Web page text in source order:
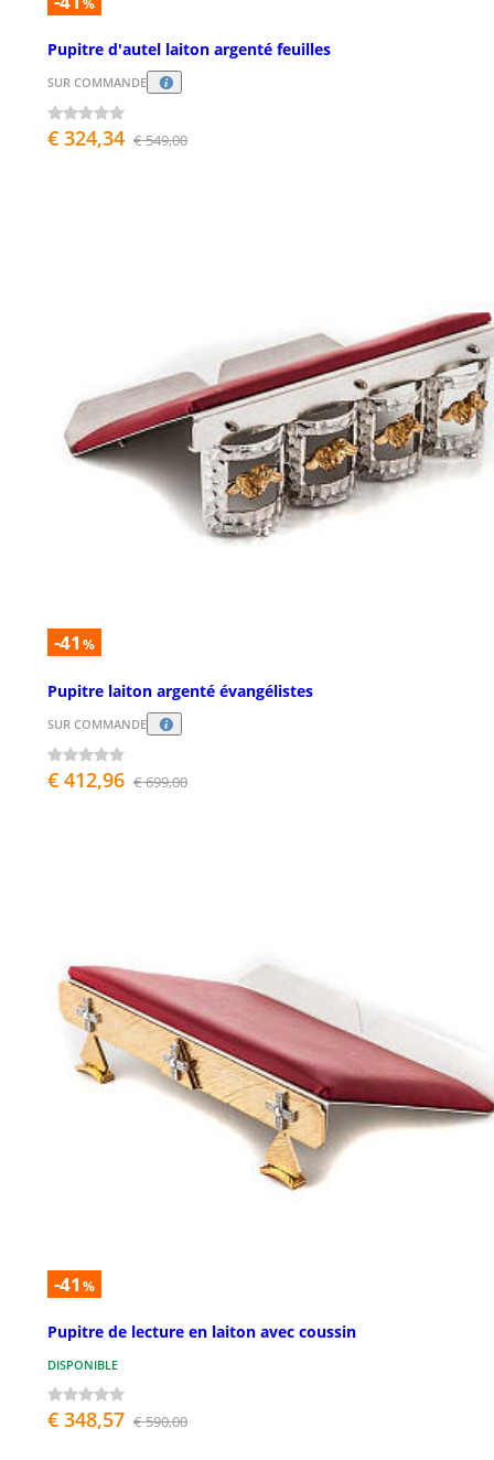
Pupitre d'autel laiton argenté feuilles
SUR COMMANDE
€ 324,34 € 549,00
-41 %
Pupitre laiton argenté évangélistes
SUR COMMANDE
€ 412,96 € 699,00
-41 %
Pupitre de lecture en laiton avec coussin
DISPONIBLE
€ 348,57 € 590,00